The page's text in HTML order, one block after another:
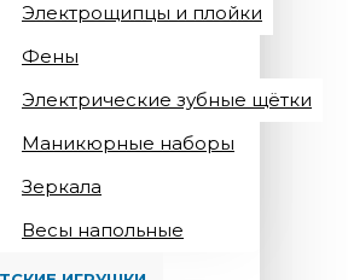
Электрощипцы и плойки
Фены
Электрические зубные щётки
Маникюрные наборы
Зеркала
Весы напольные